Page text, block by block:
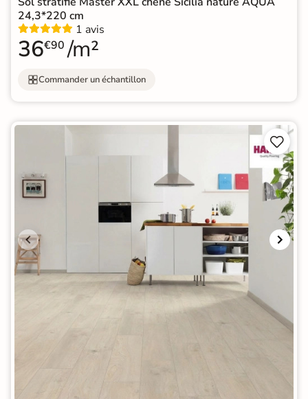
24,3*220 cm
1 avis
36€90 /m²
Commander un échantillon

